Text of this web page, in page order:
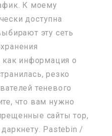
К моему
доступна
эту сеть
как информация о
резко
теневого
что вам нужно
сайты тор,
Pastebin /